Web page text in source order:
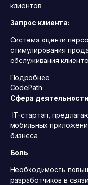
клиентов
Запрос клиента:
Система оценки
стимулирования
обслуживания
Подробнее
CodePath
Сфера
IT-стартап,
мобильных
бизнеса
Боль:
Необходимость
разработчиков в